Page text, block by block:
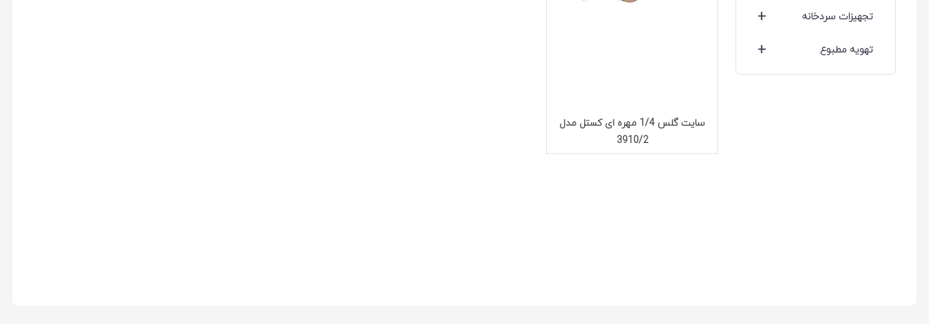
+ تجهیزات سردخانه
+ تهویه مطبوع
سایت گلس 1/4 مهره ای کستل مدل
3910/2